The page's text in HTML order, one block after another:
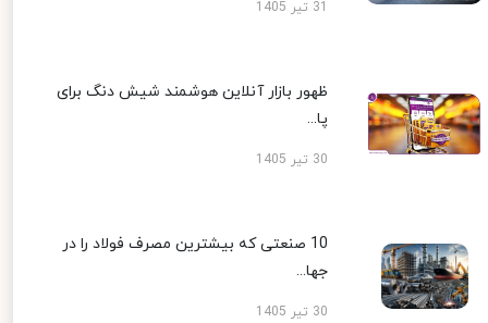
ظهور بازار آنلاین هوشمند شیش دنگ برای
پا...
30 تیر 1405
10 صنعتی که بیشترین مصرف فولاد را در
جها...
30 تیر 1405